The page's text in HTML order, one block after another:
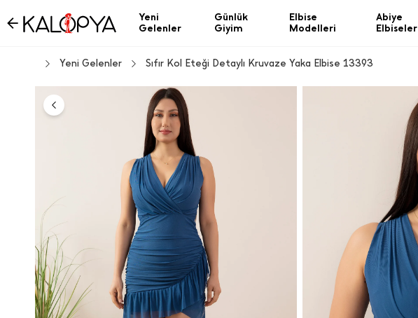
Yeni
Gelenler
Günlük
Giyim
Elbise
Modelleri
Abiye
Elbiseler
Sıfır Kol Eteği Detaylı Kruvaze Yaka Elbise 13393
Yeni Gelenler